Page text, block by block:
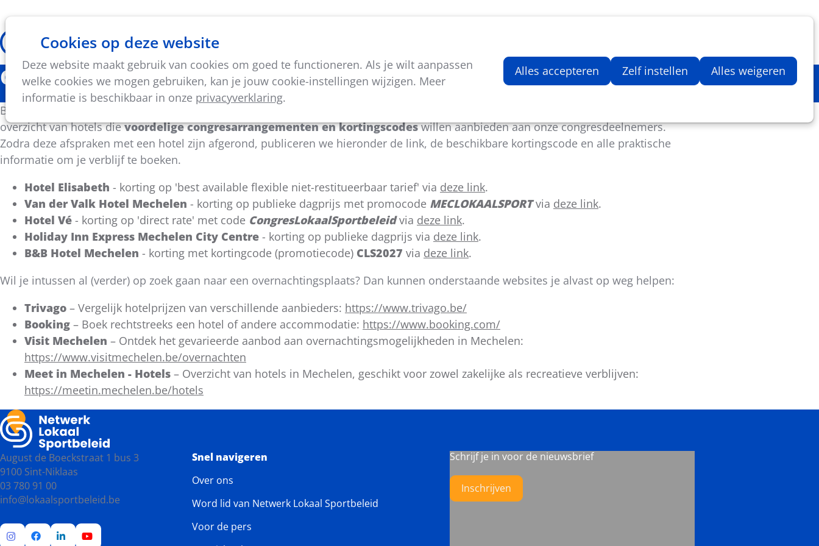
Cookies op deze website
Deze website maakt gebruik van cookies om goed te functioneren. Als je wilt aanpassen
welke cookies we mogen gebruiken, kan je jouw cookie-instellingen wijzigen. Meer
informatie is beschikbaar in onze privacyverklaring.
Alles accepteren Zelf instellen Alles weigeren
Thema's Vorming & activiteiten
Aantal artikelen in
Congres Lokaal Sportbeleid - Overnachten
Bezoek je
overzicht van hotels dievoordelige congresarrangementen en kortingscodeswillen aanbieden aan onze congresdeelnemers.
Zodra deze afspraken met een hotel zijn afgerond, publiceren we hieronder de link, de beschikbare kortingscode en alle praktische
informatie om je verblijf te boeken.
Hotel Elisabeth - korting op 'best available flexible niet-restitueerbaar tarief' via deze link.
Van der Valk Hotel Mechelen - korting op publieke dagprijs met promocode MECLOKAALSPORTvia deze link.
Hotel Vé - korting op 'direct rate' met code CongresLokaalSportbeleidvia deze link.
Holiday Inn Express Mechelen City Centre - korting op publieke dagprijs via deze link.
B&B Hotel Mechelen - korting met kortingcode (promotiecode) CLS2027 via deze link.
Wil je intussen al (verder) op zoek gaan naar een overnachtingsplaats? Dan kunnen onderstaande websites je alvast op weg helpen:
Trivago – Vergelijk hotelprijzen van verschillende aanbieders: https://www.trivago.be/
Booking – Boek rechtstreeks een hotel of andere accommodatie: https://www.booking.com/
Visit Mechelen – Ontdek het gevarieerde aanbod aan overnachtingsmogelijkheden in Mechelen:
https://www.visitmechelen.be/overnachten
Meet in Mechelen - Hotels – Overzicht van hotels in Mechelen, geschikt voor zowel zakelijke als recreatieve verblijven:
https://meetin.mechelen.be/hotels
August de Boeckstraat 1 bus 3
9100 Sint-Niklaas
03 780 91 00
info@lokaalsportbeleid.be
Snel navigeren
Over ons
Word lid van Netwerk Lokaal Sportbeleid
Voor de pers
Schrijf je in voor de nieuwsbrief
Inschrijven